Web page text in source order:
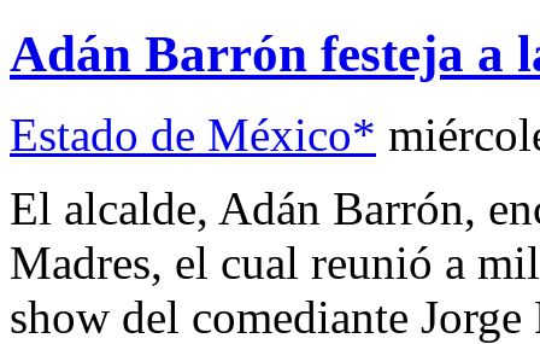
Adán Barrón festeja a
Estado de México*
El alcalde, Adán Barrón,
Madres, el cual reunió a
show del comediante